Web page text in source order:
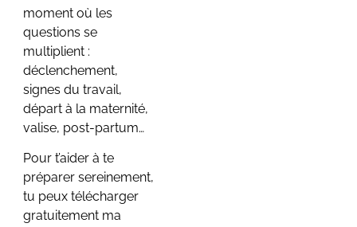
moment où les
questions se
multiplient :
déclenchement,
signes du travail,
départ à la maternité,
valise, post-partum…
Pour t’aider à te
préparer sereinement,
tu peux télécharger
gratuitement ma